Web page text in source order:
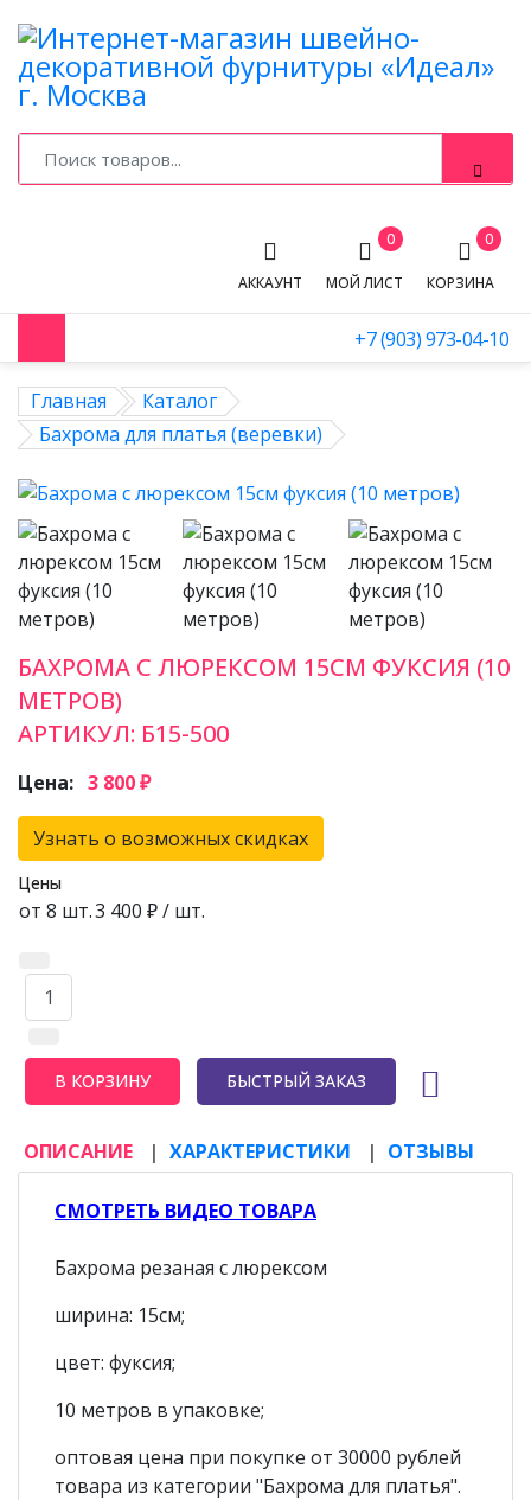
КОРЗИНА
0
МОЙ ЛИСТ
0
АККАУНТ
+7 (903) 973-04-10
Главная
Каталог
Бахрома для платья (веревки)
БАХРОМА С ЛЮРЕКСОМ 15СМ ФУКСИЯ (10
МЕТРОВ)
АРТИКУЛ: Б15-500
Цена: 3 800 ₽
Узнать о возможных скидках
Цены
от 8 шт.3 400 ₽/ шт.
БЫСТРЫЙ ЗАКАЗ
ОПИСАНИЕ ХАРАКТЕРИСТИКИ ОТЗЫВЫ
СМОТРЕТЬ ВИДЕО ТОВАРА
Бахрома резаная с люрексом
ширина: 15см;
цвет: фуксия;
10 метров в упаковке;
оптовая цена при покупке от 30000 рублей
товара из категории "Бахрома для платья".